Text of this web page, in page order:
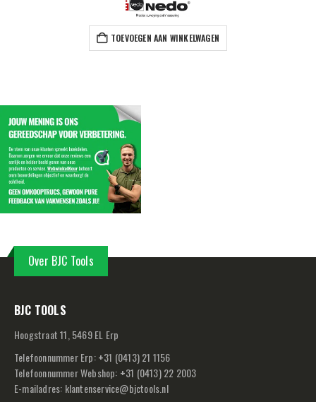
TOEVOEGEN AAN WINKELWAGEN
Over BJC Tools
BJC TOOLS
Hoogstraat 11, 5469 EL Erp
Telefoonnummer Erp:+31 (0413) 21 1156
Telefoonnummer Webshop: +31 (0413) 22 2003
E-mailadres: klantenservice@bjctools.nl